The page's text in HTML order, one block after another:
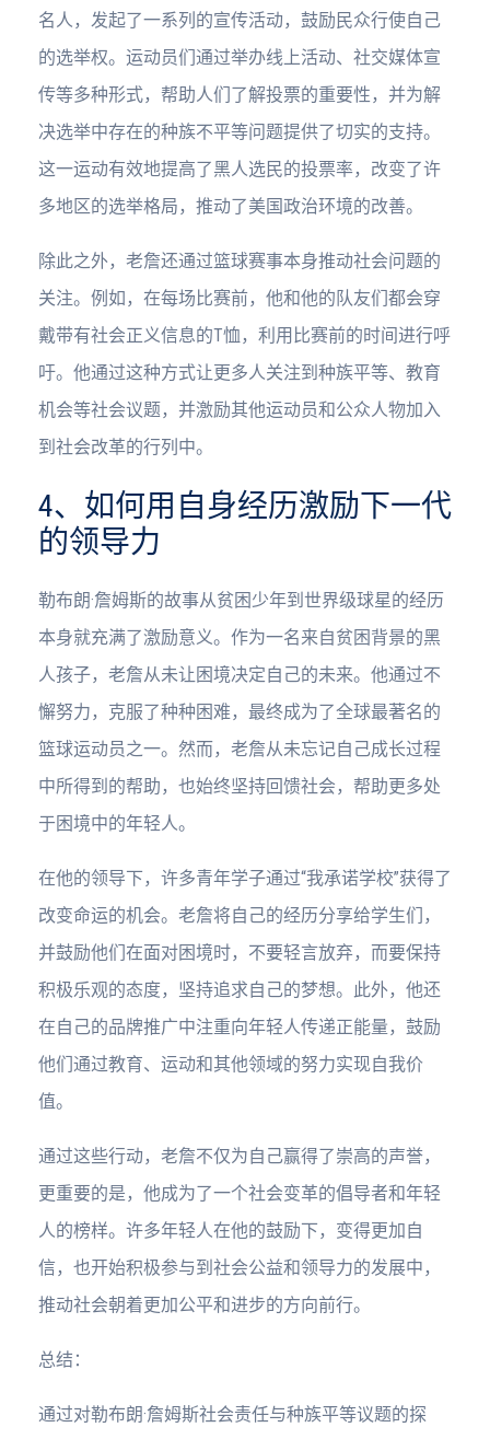
名人，发起了一系列的宣传活动，鼓励民众行使自己
的选举权。运动员们通过举办线上活动、社交媒体宣
传等多种形式，帮助人们了解投票的重要性，并为解
决选举中存在的种族不平等问题提供了切实的支持。
这一运动有效地提高了黑人选民的投票率，改变了许
多地区的选举格局，推动了美国政治环境的改善。
除此之外，老詹还通过篮球赛事本身推动社会问题的
关注。例如，在每场比赛前，他和他的队友们都会穿
戴带有社会正义信息的T恤，利用比赛前的时间进行呼
吁。他通过这种方式让更多人关注到种族平等、教育
机会等社会议题，并激励其他运动员和公众人物加入
到社会改革的行列中。
4、如何用自身经历激励下一代
的领导力
勒布朗·詹姆斯的故事从贫困少年到世界级球星的经历
本身就充满了激励意义。作为一名来自贫困背景的黑
人孩子，老詹从未让困境决定自己的未来。他通过不
懈努力，克服了种种困难，最终成为了全球最著名的
篮球运动员之一。然而，老詹从未忘记自己成长过程
中所得到的帮助，也始终坚持回馈社会，帮助更多处
于困境中的年轻人。
在他的领导下，许多青年学子通过“我承诺学校”获得了
改变命运的机会。老詹将自己的经历分享给学生们，
并鼓励他们在面对困境时，不要轻言放弃，而要保持
积极乐观的态度，坚持追求自己的梦想。此外，他还
在自己的品牌推广中注重向年轻人传递正能量，鼓励
他们通过教育、运动和其他领域的努力实现自我价
值。
通过这些行动，老詹不仅为自己赢得了崇高的声誉，
更重要的是，他成为了一个社会变革的倡导者和年轻
人的榜样。许多年轻人在他的鼓励下，变得更加自
信，也开始积极参与到社会公益和领导力的发展中，
推动社会朝着更加公平和进步的方向前行。
总结：
通过对勒布朗·詹姆斯社会责任与种族平等议题的探